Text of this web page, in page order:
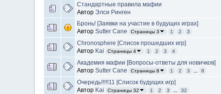
Стандартные правила мафии
Автор Элси Ринген
Бронь! [Заявки на участие в будущих играх]
Автор Sutter Cane Страницы 3 1 2 3
Chronosphere [Список прошедших игр]
Автор Kai Страницы 4 1 2 3 4
Академия мафии [Вопросы-ответы для новичков]
Автор Sutter Cane Страницы 8 1 2 3 8
Очередь!!!!!11 [Список будущих игр]
Автор Kai Страницы 32 1 2 3 32